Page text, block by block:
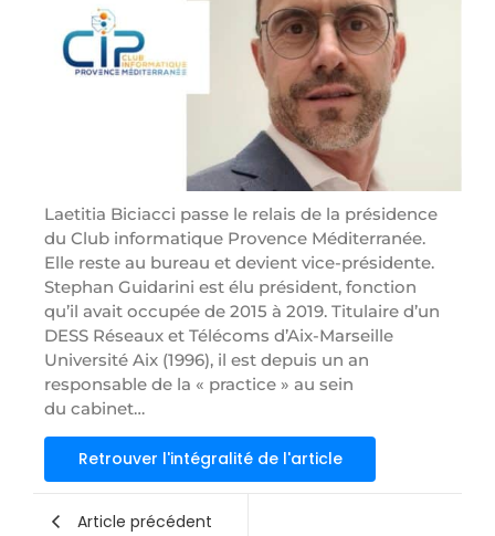
Laetitia Biciacci passe le relais de la présidence
du Club informatique Provence Méditerranée.
Elle reste au bureau et devient vice-présidente.
Stephan Guidarini est élu président, fonction
qu’il avait occupée de 2015 à 2019. Titulaire d’un
DESS Réseaux et Télécoms d’Aix-Marseille
Université Aix (1996), il est depuis un an
responsable de la « practice » au sein
du cabinet…
Retrouver l'intégralité de l'article
Article précédent